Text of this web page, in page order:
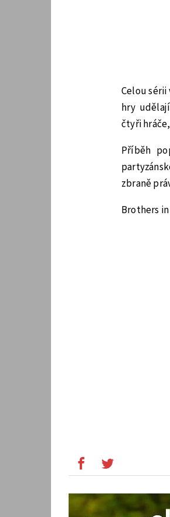
Celou
hry
čtyři
Příběh
zbraně
Brothers